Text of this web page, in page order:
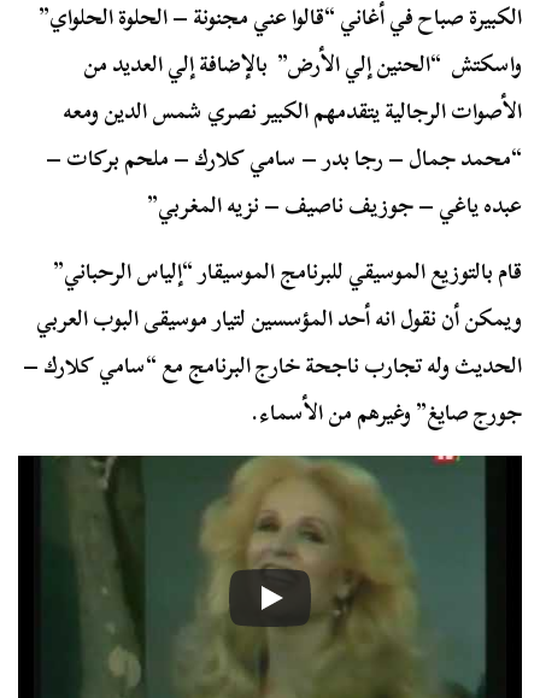
الكبيرة صباح في أغاني “قالوا عني مجنونة – الحلوة الحلواي”
واسكتش “الحنين إلي الأرض” بالإضافة إلي العديد من
الأصوات الرجالية يتقدمهم الكبير نصري شمس الدين ومعه
“محمد جمال – رجا بدر – سامي كلارك – ملحم بركات –
عبده ياغي – جوزيف ناصيف – نزيه المغربي”
قام بالتوزيع الموسيقي للبرنامج الموسيقار “إلياس الرحباني”
ويمكن أن نقول انه أحد المؤسسين لتيار موسيقى البوب العربي
الحديث وله تجارب ناجحة خارج البرنامج مع “سامي كلارك –
جورج صايغ” وغيرهم من الأسماء.